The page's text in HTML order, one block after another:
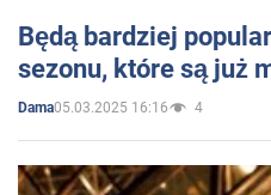
Będą bardziej
sezonu, które są już
Dama05.03.2025 16:16 4